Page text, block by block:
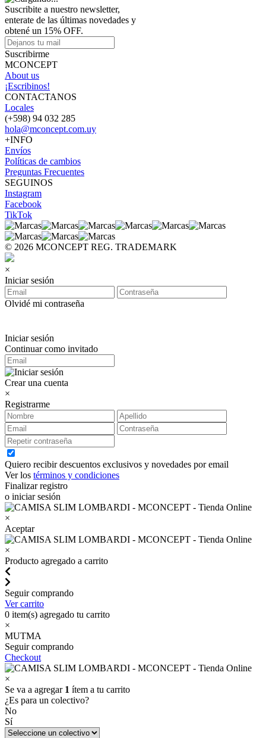
Suscribite a nuestro newsletter,
enterate de las últimas novedades y
obtené un 15% OFF.
Suscribirme
MCONCEPT
About us
¡Escribinos!
CONTACTANOS
Locales
(+598) 94 032 285
hola@mconcept.com.uy
+INFO
Envíos
Políticas de cambios
Preguntas Frecuentes
SEGUINOS
Instagram
Facebook
TikTok
© 2026 MCONCEPT REG. TRADEMARK
×
Iniciar sesión
Olvidé mi contraseña
Iniciar sesión
Continuar como invitado
Crear una cuenta
×
Registrarme
Quiero recibir descuentos exclusivos y novedades por email
Ver los términos y condiciones
Finalizar registro
o iniciar sesión
×
Aceptar
×
Producto agregado a carrito
Seguir comprando
Ver carrito
0 item(s) agregado tu carrito
×
MUTMA
Seguir comprando
Checkout
×
Se va a agregar 1 ítem a tu carrito
¿Es para un colectivo?
No
Sí